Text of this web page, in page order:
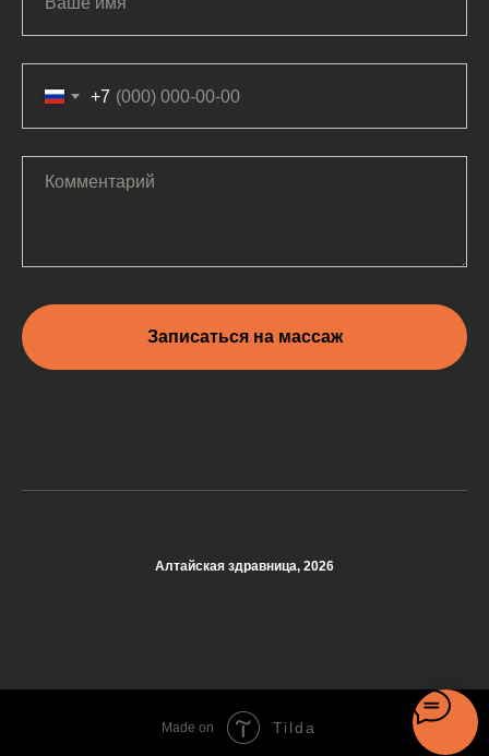
+7
Записаться на массаж
Алтайская здравница, 2026
Made on Tilda